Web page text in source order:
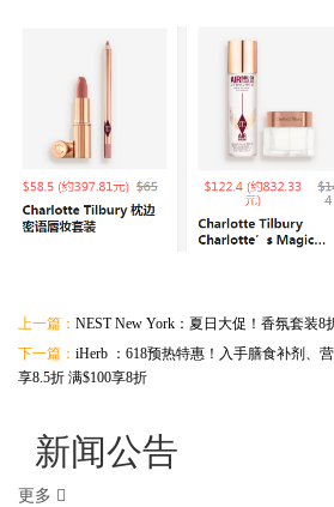
上一篇： NEST New York：夏日大促！香氛套装8
下一篇： iHerb ：618预热特惠！入手膳食补剂、
享8.5折 满$100享8折
新闻公告
更多